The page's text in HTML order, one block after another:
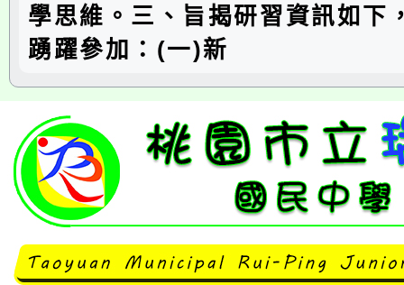
學思維。三、旨揭研習資訊如下
踴躍參加：(一)新